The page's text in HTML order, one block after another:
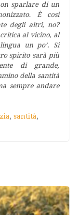
sparlare di un
È così
degli altri, no?
al vicino, al
un po’. Si
spirito sarà più
di grande,
della santità
sempre andare
, santità,